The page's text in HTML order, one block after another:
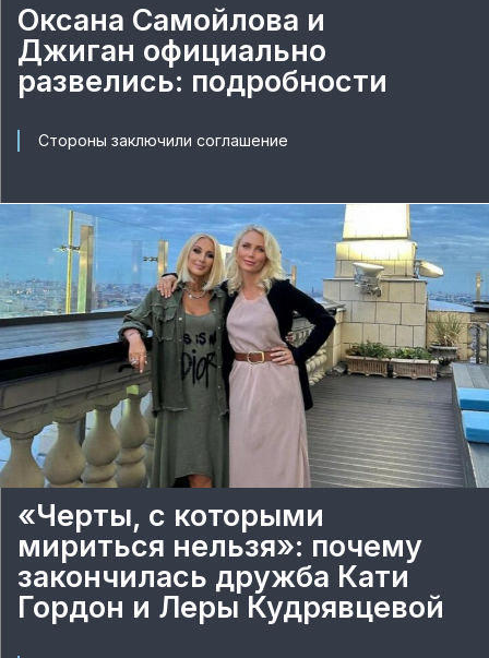
Оксана Самойлова и
Джиган официально
развелись: подробности
Стороны заключили соглашение
«Черты, с которыми
мириться нельзя»: почему
закончилась дружба Кати
Гордон и Леры Кудрявцевой